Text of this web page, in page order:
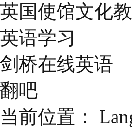
英国使馆文化
英语学习
剑桥在线英语
翻吧
当前位置：